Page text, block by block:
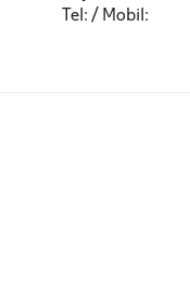
Tel: / Mobil: